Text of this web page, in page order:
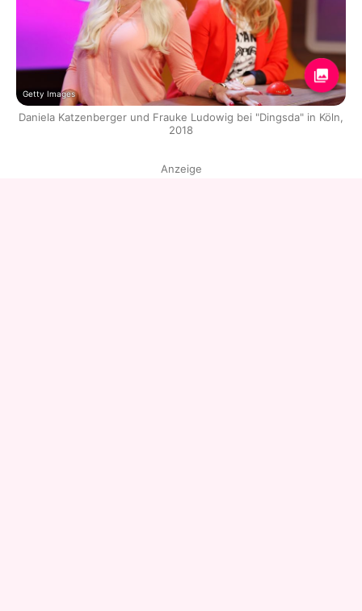
Getty Images
Daniela Katzenberger und Frauke Ludowig bei "Dingsda" in Köln,
2018
Anzeige